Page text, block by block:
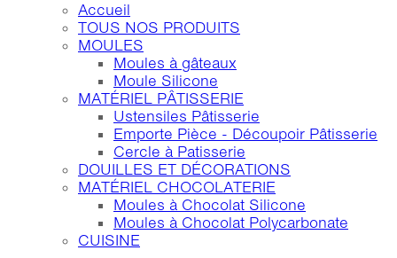
Accueil
TOUS NOS PRODUITS
MOULES
Moules à gâteaux
Moule Silicone
MATÉRIEL PÂTISSERIE
Ustensiles Pâtisserie
Emporte Pièce - Découpoir Pâtisserie
Cercle à Patisserie
DOUILLES ET DÉCORATIONS
MATÉRIEL CHOCOLATERIE
Moules à Chocolat Silicone
Moules à Chocolat Polycarbonate
CUISINE